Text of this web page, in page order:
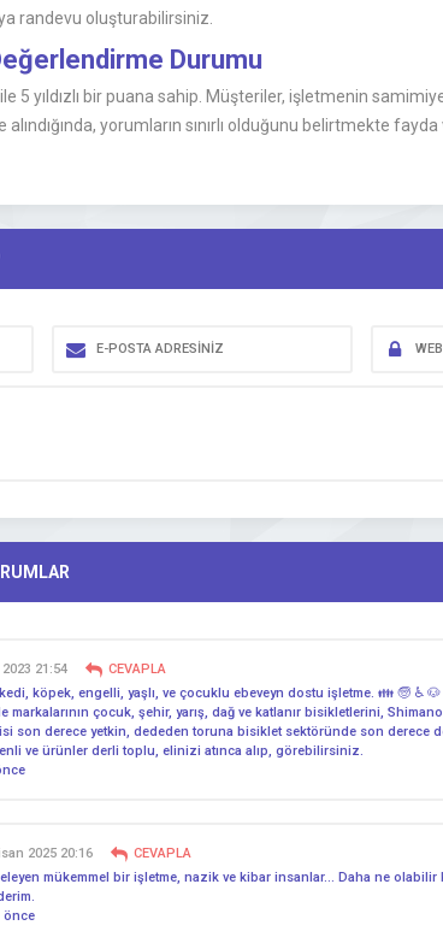
randevu oluşturabilirsiniz.
Durumu
5 yıldızlı bir puana sahip. Müşteriler, işletmenin
yorumların sınırlı olduğunu belirtmekte
2023 21:54
CEVAPLA
köpek, engelli, yaşlı, ve çocuklu ebeveyn dostu işletme. 👪 🧓 ♿
markalarının çocuk, şehir, yarış, dağ ve katlanır bisikletlerini,
son derece yetkin, dededen toruna bisiklet sektöründe son derece
ve ürünler derli toplu, elinizi atınca alıp, görebilirsiniz.
2025 20:16
CEVAPLA
mükemmel bir işletme, nazik ve kibar insanlar… Daha ne
önce